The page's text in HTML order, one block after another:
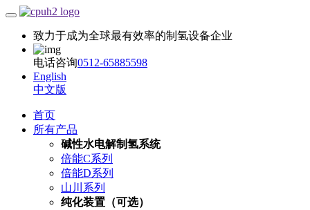
致力于成为全球最有效率的制氢设备企业
电话咨询0512-65885598
English
中文版
首页
所有产品
碱性水电解制氢系统
倍能C系列
倍能D系列
山川系列
纯化装置（可选）